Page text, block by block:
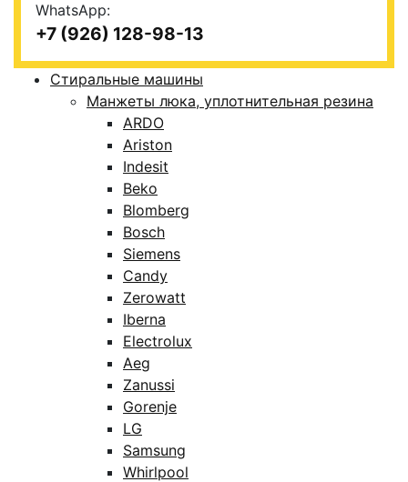
WhatsApp:
+7 (926) 128-98-13
Стиральные машины
Манжеты люка, уплотнительная резина
ARDO
Ariston
Indesit
Beko
Blomberg
Bosch
Siemens
Candy
Zerowatt
Iberna
Electrolux
Aeg
Zanussi
Gorenje
LG
Samsung
Whirlpool